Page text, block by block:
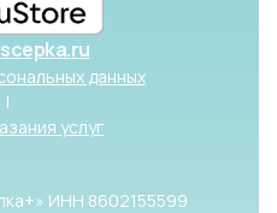
данных
|
услуг
ИНН 8602155599